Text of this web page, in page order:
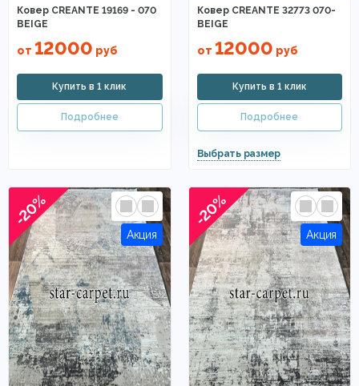
Ковер CREANTE 19169 - 070
BEIGE
от 12000 руб
Ковер CREANTE 32773 070-
BEIGE
от 12000 руб
-20% -20%